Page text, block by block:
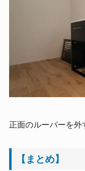
正面のルーバーを
【まとめ】